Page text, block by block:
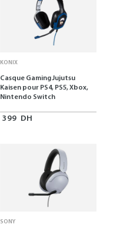
KONIX
Casque Gaming Jujutsu
Kaisen pour PS4, PS5, Xbox,
Nintendo Switch
399 DH
SONY